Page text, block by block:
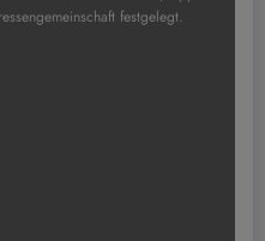
festgelegt.